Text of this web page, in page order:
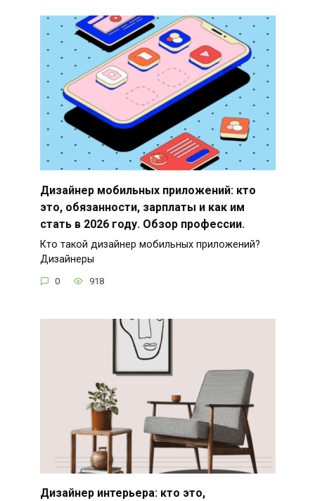
Дизайнер мобильных приложений: кто
это, обязанности, зарплаты и как им
стать в 2026 году. Обзор профессии.
Кто такой дизайнер мобильных приложений?
Дизайнеры
0 918
Дизайнер интерьера: кто это,